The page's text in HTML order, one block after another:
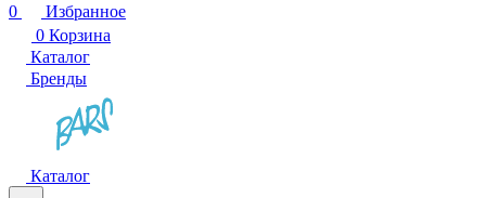
0
Избранное
0 Корзина
Каталог
Бренды
Каталог